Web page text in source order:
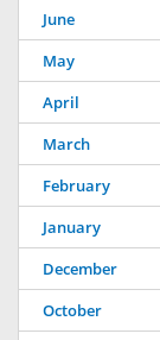
June
May
April
March
February
January
December
October